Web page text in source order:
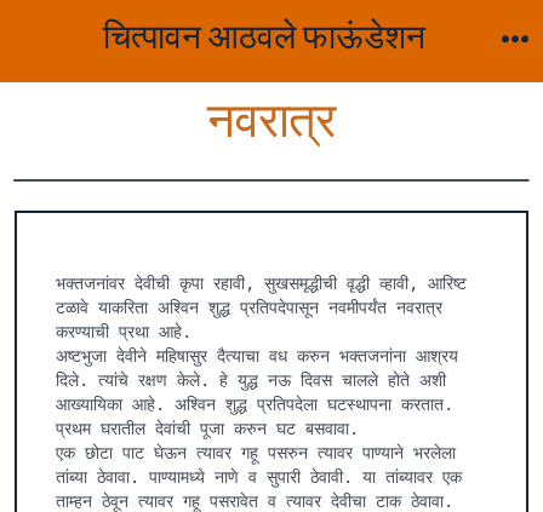
चित्पावन आठवले फाऊंडेशन
नवरात्र
भक्तजनांवर देवीची कृपा रहावी, सुखसमृद्धीची वृद्धी व्हावी, आरिष्ट
टळावे याकरिता अश्विन शुद्ध प्रतिपदेपासून नवमीपर्यंत नवरात्र
करण्याची प्रथा आहे.
अष्टभुजा देवीने महिषासुर दैत्याचा वध करुन भक्तजनांना आश्रय
दिले. त्यांचे रक्षण केले. हे युद्ध नऊ दिवस चालले होते अशी
आख्यायिका आहे. अश्विन शुद्ध प्रतिपदेला घटस्थापना करतात.
प्रथम घरातील देवांची पूजा करुन घट बसवावा.
एक छोटा पाट घेऊन त्यावर गहू पसरुन त्यावर पाण्याने भरलेला
तांब्या ठेवावा. पाण्यामध्ये नाणे व सुपारी ठेवावी. या तांब्यावर एक
ताम्हन ठेवून त्यावर गहू पसरावेत व त्यावर देवीचा टाक ठेवावा.